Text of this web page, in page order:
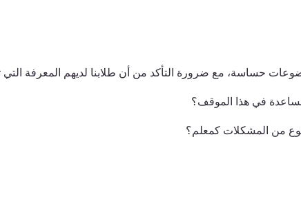
حساسة، مع ضرورة التأكد من أن طلابنا لديهم المعرفة
في هذا الموقف؟
من المشكلات كمعلم؟